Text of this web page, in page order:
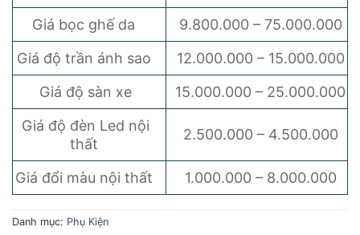
Giá bọc ghế da
9.800.000 – 75.000.000
Giá độ trần ánh sao
12.000.000 – 15.000.000
Giá độ sàn xe
15.000.000 – 25.000.000
Giá độ đèn Led nội
thất
2.500.000 – 4.500.000
Giá đổi màu nội thất 1.000.000 – 8.000.000
Danh mục: Phụ Kiện